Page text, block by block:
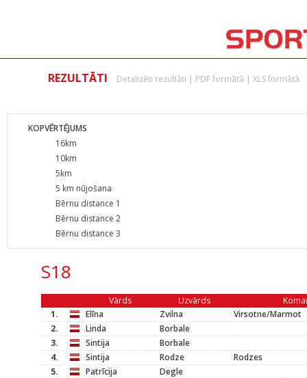
REZULTĀTI Detalizēti rezultāti | PDF formātā | XLS formātā
KOPVĒRTĒJUMS
16km
10km
5km
5 km nūjošana
Bērnu distance 1
Bērnu distance 2
Bērnu distance 3
S18
Vārds Uzvārds
1.
Elīna Zvilna
Virsotne/Marmot
2.
Linda
Borbale
3.
Sintija
Borbale
4.
Sintija Rodze
Rodzes
5.
Patrīcija
Degle